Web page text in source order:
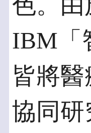
IBM「
皆將
協同研